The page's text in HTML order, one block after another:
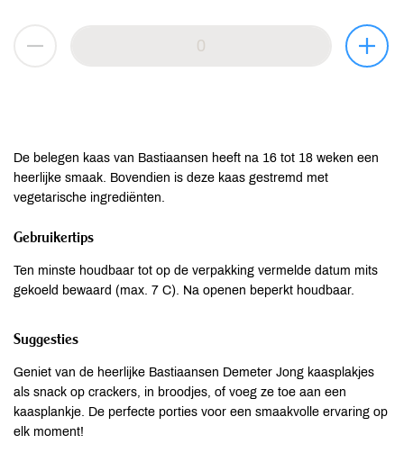
De belegen kaas van Bastiaansen heeft na 16 tot 18 weken een
heerlijke smaak. Bovendien is deze kaas gestremd met
vegetarische ingrediënten.
Gebruikertips
Ten minste houdbaar tot op de verpakking vermelde datum mits
gekoeld bewaard (max. 7 C). Na openen beperkt houdbaar.
Suggesties
Geniet van de heerlijke Bastiaansen Demeter Jong kaasplakjes
als snack op crackers, in broodjes, of voeg ze toe aan een
kaasplankje. De perfecte porties voor een smaakvolle ervaring op
elk moment!